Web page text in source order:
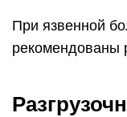
При язвенной
рекомендованы